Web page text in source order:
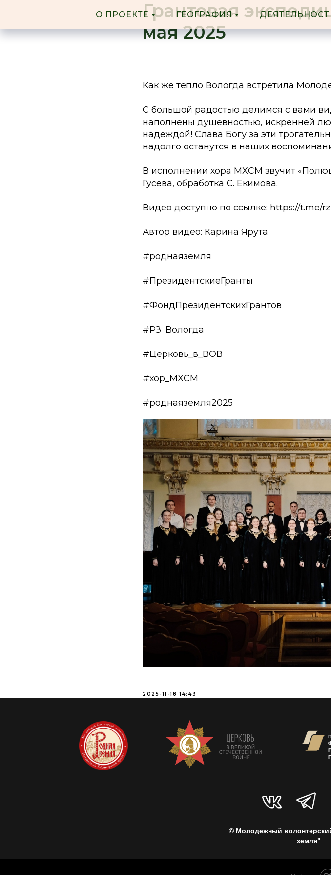
О ПРОЕКТЕ ГЕОГРАФИЯ
Грантовая
мая 2025
Как же тепло Вологда встретила
С большой радостью делимся с вами
наполнены душевностью, искренней
надеждой! Слава Богу за эти
надолго останутся в наших
В исполнении хора МХСМ звучит
Гусева, обработка С. Екимова.
Видео доступно по ссылке: https://t.me/
Автор видео: Карина Ярута
#роднаяземля
#ПрезидентскиеГранты
#ФондПрезидентскихГрантов
#РЗ_Вологда
#Церковь_в_ВОВ
#хор_МХСМ
#роднаяземля2025
2025-11-18 14:43
© Молодежный
земля"